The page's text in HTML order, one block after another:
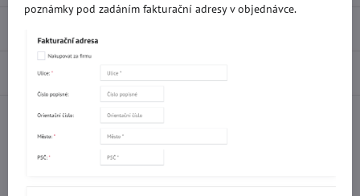
Diskuse
Potřebujete poradit s objednávkou?
poznámky pod zadáním fakturační adresy v objednávce.